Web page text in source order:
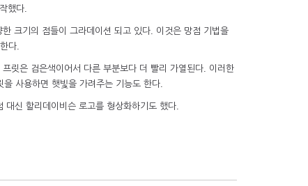
했다.
크기의 점들이 그라데이션 되고 있다. 이것은 망점 기법을
다.
릿은 검은색이어서 다른 부분보다 더 빨리 가열된다. 이러한
사용하면 햇빛을 가려주는 기능도 한다.
신 할리데이비슨 로고를 형상화하기도 했다.